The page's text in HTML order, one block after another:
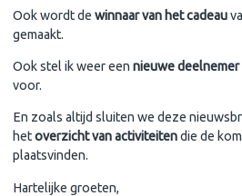
Ook wordt de winnaar van het cadeau
gemaakt.
Ook stel ik weer een nieuwe deelnemer
voor.
En zoals altijd sluiten we deze
hetoverzicht van activiteitendie de
plaatsvinden.
Hartelijke groeten,